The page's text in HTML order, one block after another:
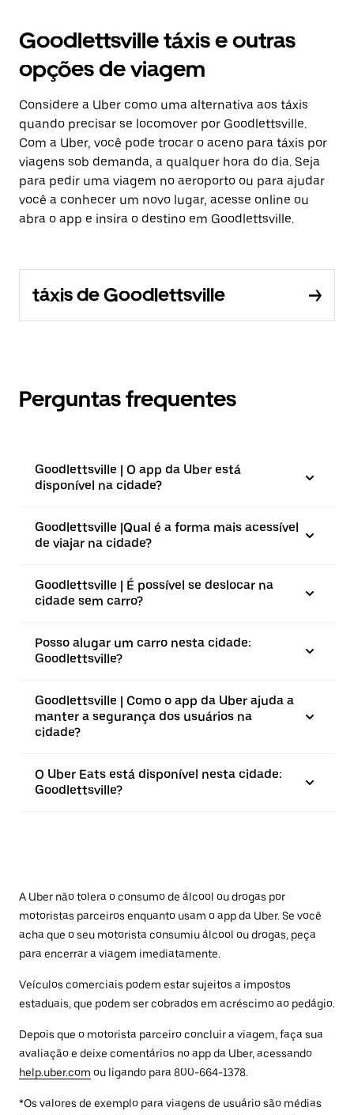
Goodlettsville táxis e outras
opções de viagem
Considere a Uber como uma alternativa aos táxis
quando precisar se locomover por Goodlettsville.
Com a Uber, você pode trocar o aceno para táxis por
viagens sob demanda, a qualquer hora do dia. Seja
para pedir uma viagem no aeroporto ou para ajudar
você a conhecer um novo lugar, acesse online ou
abra o app e insira o destino em Goodlettsville.
táxis de Goodlettsville
Perguntas frequentes
Goodlettsville | O app da Uber está
disponível na cidade?
Goodlettsville |⁠Qual é a forma mais acessível
de viajar na cidade?
Goodlettsville | É possível se deslocar na
cidade sem carro?
Posso alugar um carro nesta cidade:
Goodlettsville?
Goodlettsville | Como o app da Uber ajuda a
manter a segurança dos usuários na
cidade?
O Uber Eats está disponível nesta cidade:
Goodlettsville?
A Uber não tolera o consumo de álcool ou drogas por
motoristas parceiros enquanto usam o app da Uber. Se você
acha que o seu motorista consumiu álcool ou drogas, peça
para encerrar a viagem imediatamente.
Veículos comerciais podem estar sujeitos a impostos
estaduais, que podem ser cobrados em acréscimo ao pedágio.
Depois que o motorista parceiro concluir a viagem, faça sua
avaliação e deixe comentários no app da Uber, acessando
help.uber.com ou ligando para 800-664-1378.
*Os valores de exemplo para viagens de usuário são médias